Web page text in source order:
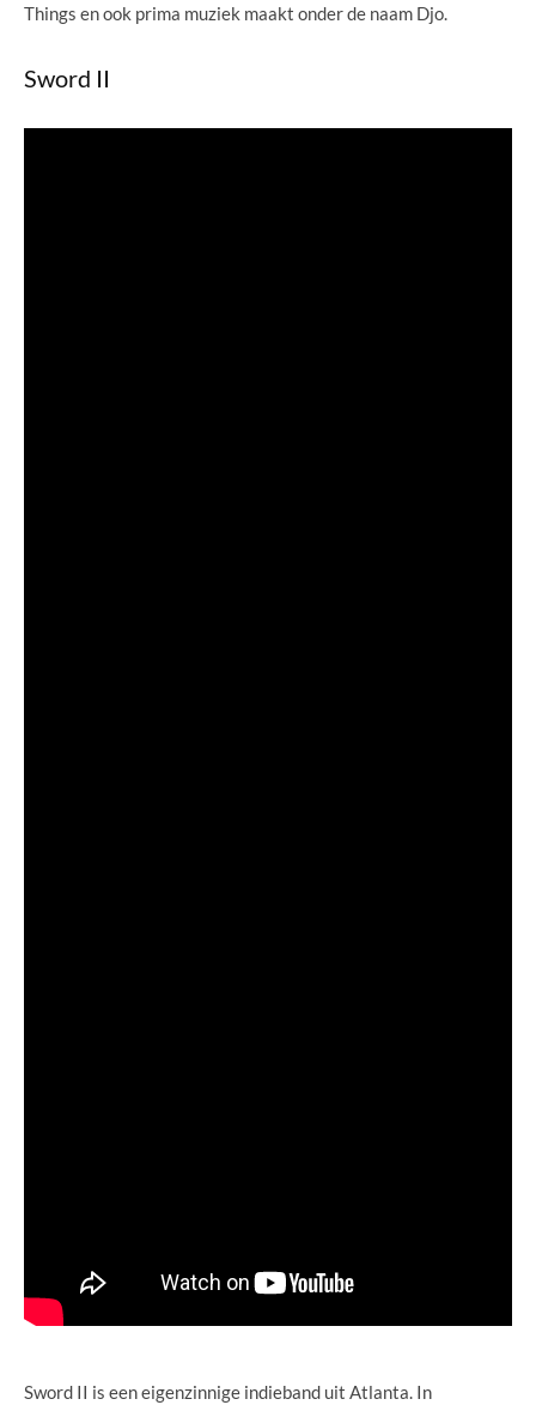
Things en ook prima muziek maakt onder de naam Djo.
Sword II
Sword II is een eigenzinnige indieband uit Atlanta. In